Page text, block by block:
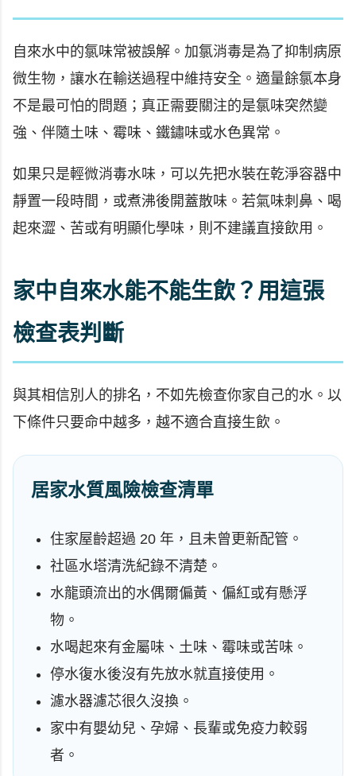
自來水中的氯味常被誤解。加氯消毒是為了抑制病原
微生物，讓水在輸送過程中維持安全。適量餘氯本身
不是最可怕的問題；真正需要關注的是氯味突然變
強、伴隨土味、霉味、鐵鏽味或水色異常。
如果只是輕微消毒水味，可以先把水裝在乾淨容器中
靜置一段時間，或煮沸後開蓋散味。若氣味刺鼻、喝
起來澀、苦或有明顯化學味，則不建議直接飲用。
家中自來水能不能生飲？用這張
檢查表判斷
與其相信別人的排名，不如先檢查你家自己的水。以
下條件只要命中越多，越不適合直接生飲。
居家水質風險檢查清單
住家屋齡超過 20 年，且未曾更新配管。
社區水塔清洗紀錄不清楚。
水龍頭流出的水偶爾偏黃、偏紅或有懸浮
物。
水喝起來有金屬味、土味、霉味或苦味。
停水復水後沒有先放水就直接使用。
濾水器濾芯很久沒換。
家中有嬰幼兒、孕婦、長輩或免疫力較弱
者。